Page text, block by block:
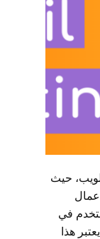
حيث
في
هذا